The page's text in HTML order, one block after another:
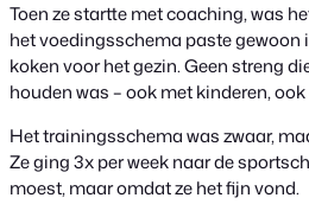
Toen ze startte met coaching, was
het voedingsschema paste gewoon
koken voor het gezin. Geen streng
houden was – ook met kinderen,
Het trainingsschema was zwaar,
Ze ging 3x per week naar de
moest, maar omdat ze het fijn vond.